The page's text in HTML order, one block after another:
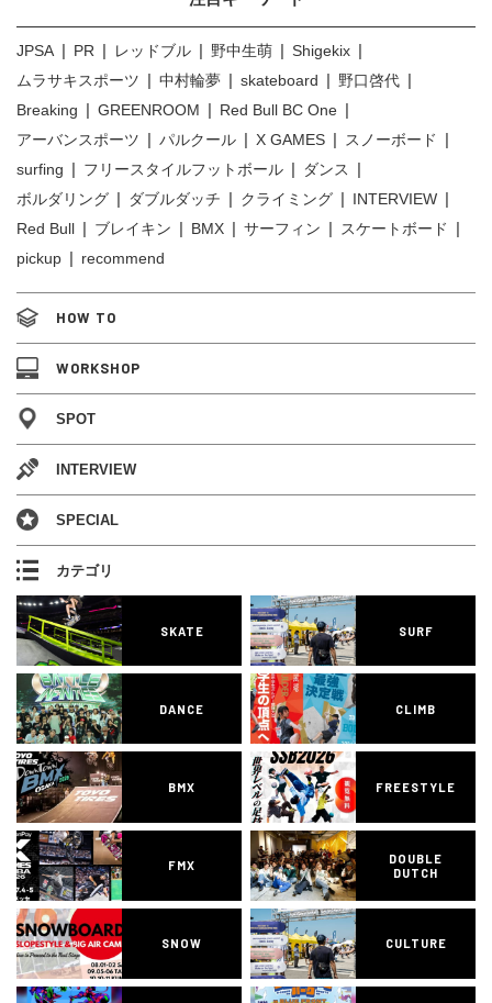
JPSA PR レッドブル 野中生萌
Shigekix
ムラサキスポーツ
中村輪夢 skateboard
野口啓代
Breaking
GREENROOM
Red Bull BC One
アーバンスポーツ
パルクール X GAMES
スノーボード
surfing
フリースタイルフットボール
ダンス
ボルダリング
ダブルダッチ クライミング
INTERVIEW
Red Bull
ブレイキン BMX サーフィン
スケートボード
pickup
recommend
HOW TO
WORKSHOP
SPOT
INTERVIEW
SPECIAL
カテゴリ
SKATE SURF
DANCE CLIMB
BMX FREESTYLE
FMX
DOUBLE
DUTCH
SNOW CULTURE